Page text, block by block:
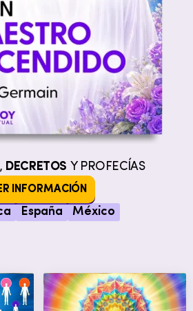
DECRETOS Y PROFECÍAS
INFORMACIÓN
España México